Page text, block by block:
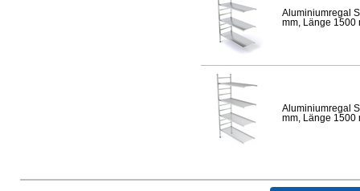
Aluminiumregal
mm, Länge 1500
Aluminiumregal
mm, Länge 1500